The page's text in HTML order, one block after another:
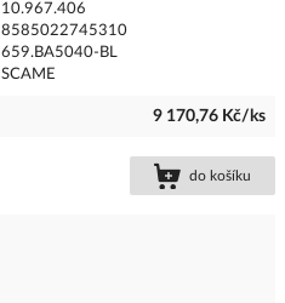
10.967.406
8585022745310
659.BA5040-BL
SCAME
9 170,76 Kč/ks
do košíku